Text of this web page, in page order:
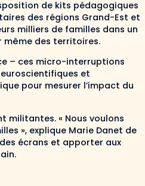
de kits pédagogiques
des régions Grand-Est et
milliers de familles dans un
même des territoires.
– ces micro-interruptions
et
pour mesurer l’impact du
militantes. « Nous voulons
», explique Marie Danet de
écrans et apporter aux